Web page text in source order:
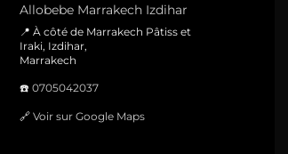
Allobebe Marrakech Izdihar
📍 À côté de Marrakech Pâtiss et
Iraki, Izdihar,
Marrakech
☎️ 0705042037
🔗 Voir sur Google Maps